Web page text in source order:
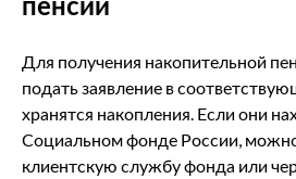
Для получения накопительной
подать заявление в
хранятся накопления. Если они
Социальном фонде России,
клиентскую службу фонда или